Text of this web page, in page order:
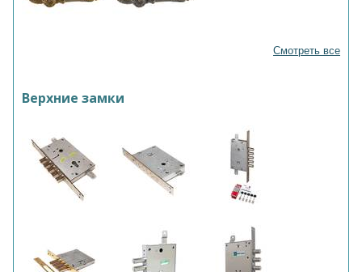
Смотреть все
Верхние замки